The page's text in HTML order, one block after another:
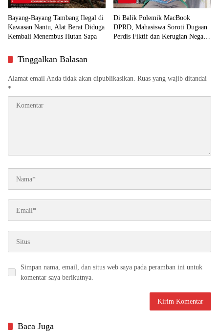
Bayang-Bayang Tambang Ilegal di
Kawasan Nantu, Alat Berat Diduga
Kembali Menembus Hutan Sapa
Di Balik Polemik MacBook
DPRD, Mahasiswa Soroti Dugaan
Perdis Fiktif dan Kerugian Negara
Tinggalkan Balasan
Alamat email Anda tidak akan dipublikasikan. Ruas yang wajib ditandai
*
Simpan nama, email, dan situs web saya pada peramban ini untuk
komentar saya berikutnya.
Baca Juga